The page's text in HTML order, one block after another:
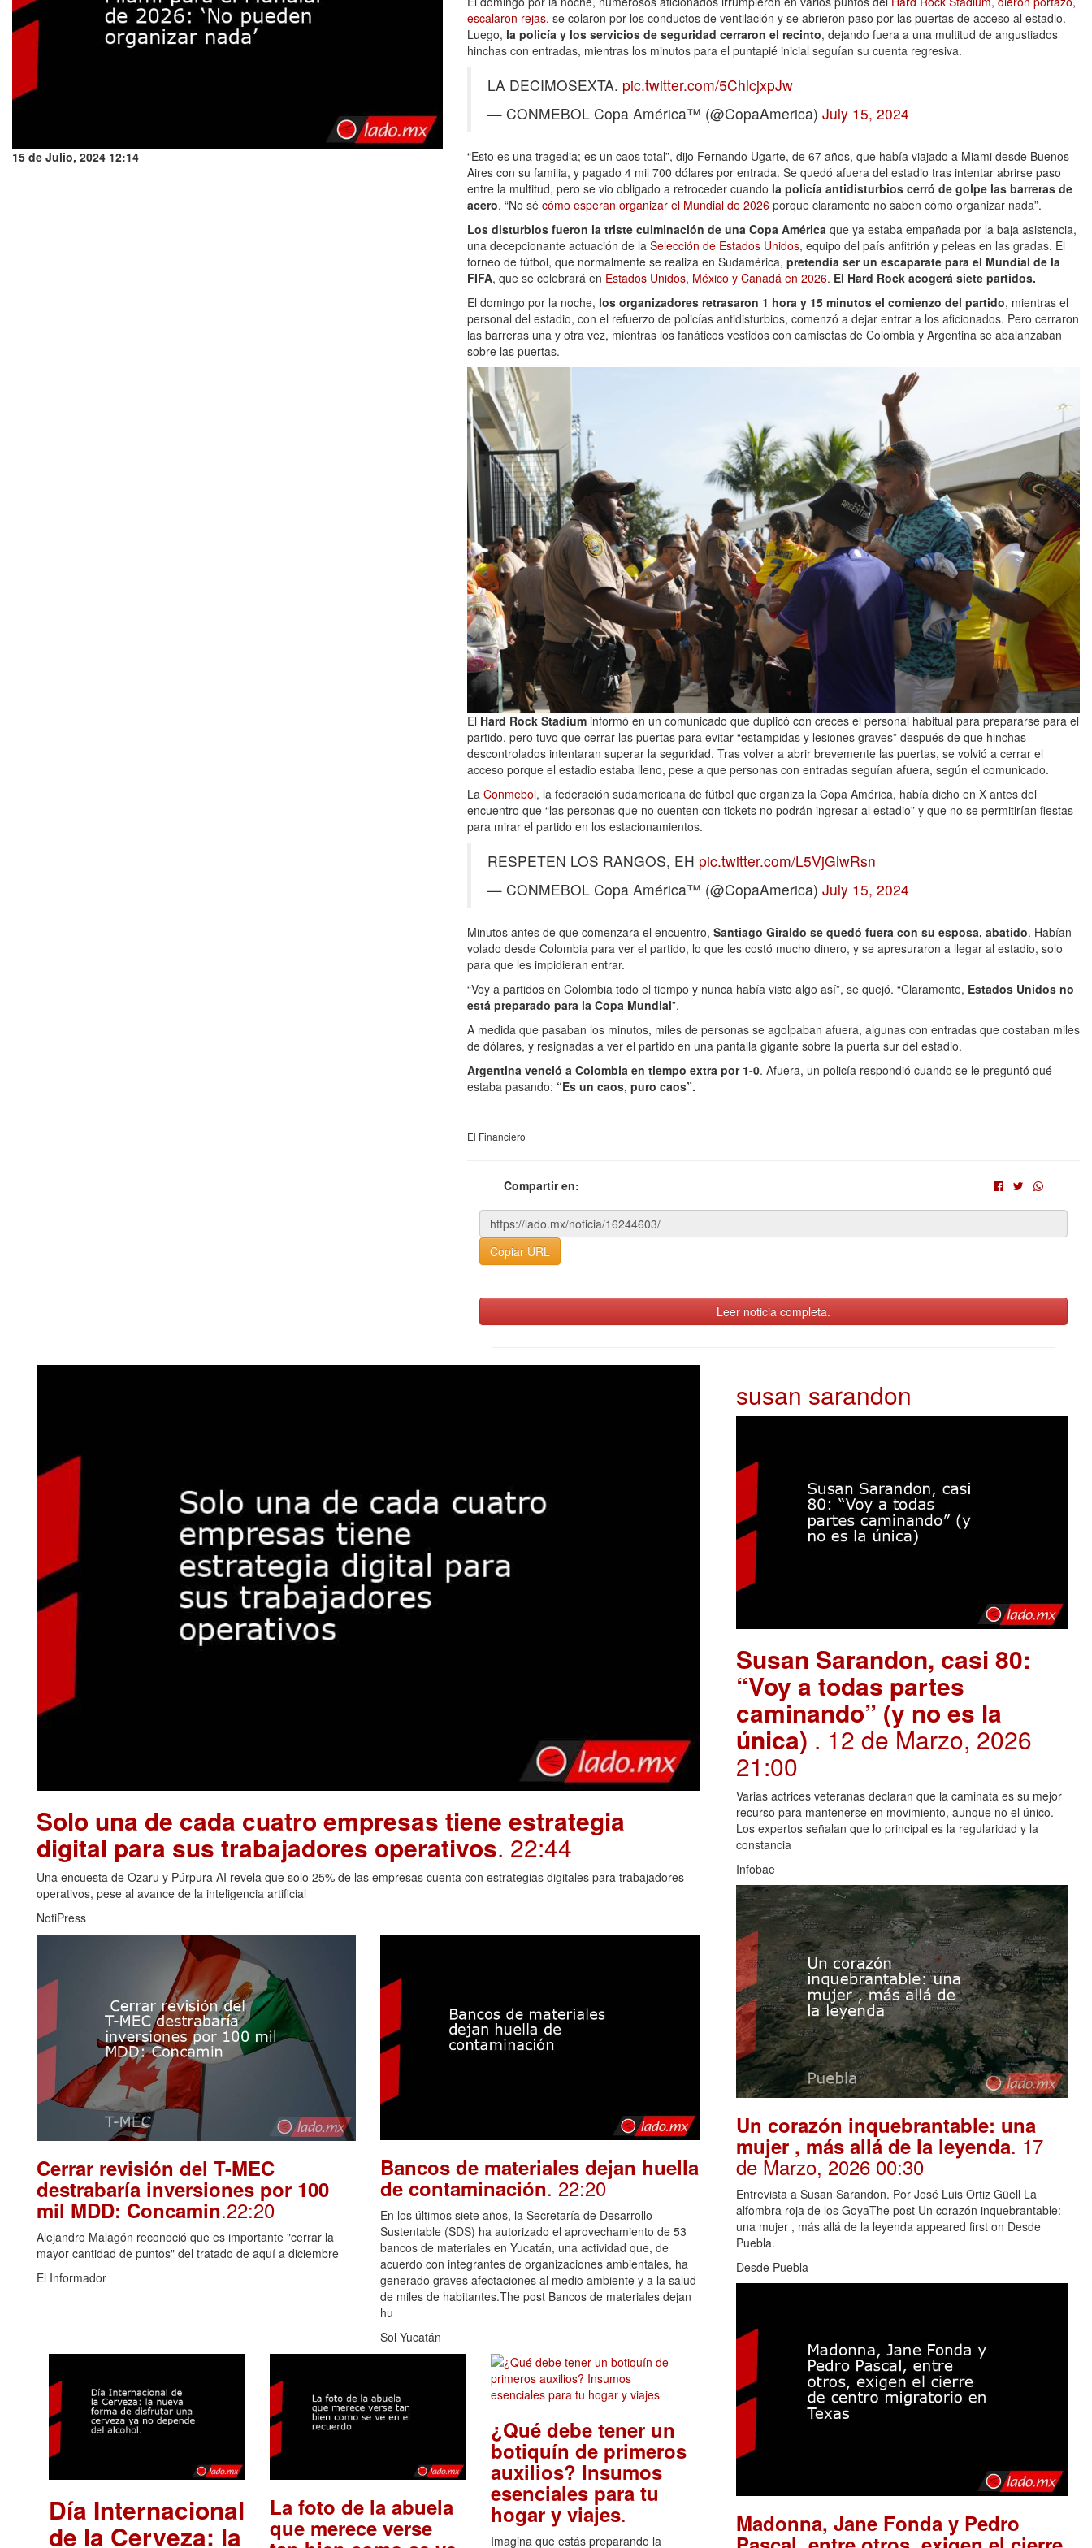
15 de Julio, 2024 12:14
escalaron rejas, se colaron por los conductos de ventilación y se abrieron paso por las puertas de acceso al estadio.
Luego, la policía y los servicios de seguridad cerraron el recinto, dejando fuera a una multitud de angustiados
hinchas con entradas, mientras los minutos para el puntapié inicial seguían su cuenta regresiva.
LA DECIMOSEXTA. pic.twitter.com/5ChlcjxpJw
— CONMEBOL Copa América™ (@CopaAmerica) July 15, 2024
“Esto es una tragedia; es un caos total”, dijo Fernando Ugarte, de 67 años, que había viajado a Miami desde Buenos
Aires con su familia, y pagado 4 mil 700 dólares por entrada. Se quedó afuera del estadio tras intentar abrirse paso
entre la multitud, pero se vio obligado a retroceder cuando la policía antidisturbios cerró de golpe las barreras de
acero. “No sé cómo esperan organizar el Mundial de 2026 porque claramente no saben cómo organizar nada”.
Los disturbios fueron la triste culminación de una Copa América que ya estaba empañada por la baja asistencia,
una decepcionante actuación de la Selección de Estados Unidos, equipo del país anfitrión y peleas en las gradas. El
torneo de fútbol, que normalmente se realiza en Sudamérica, pretendía ser un escaparate para el Mundial de la
FIFA, que se celebrará en Estados Unidos, México y Canadá en 2026. El Hard Rock acogerá siete partidos.
El domingo por la noche, los organizadores retrasaron 1 hora y 15 minutos el comienzo del partido, mientras el
personal del estadio, con el refuerzo de policías antidisturbios, comenzó a dejar entrar a los aficionados. Pero cerraron
las barreras una y otra vez, mientras los fanáticos vestidos con camisetas de Colombia y Argentina se abalanzaban
sobre las puertas.
El Hard Rock Stadium informó en un comunicado que duplicó con creces el personal habitual para prepararse para el
partido, pero tuvo que cerrar las puertas para evitar “estampidas y lesiones graves” después de que hinchas
descontrolados intentaran superar la seguridad. Tras volver a abrir brevemente las puertas, se volvió a cerrar el
acceso porque el estadio estaba lleno, pese a que personas con entradas seguían afuera, según el comunicado.
La Conmebol, la federación sudamericana de fútbol que organiza la Copa América, había dicho en X antes del
encuentro que “las personas que no cuenten con tickets no podrán ingresar al estadio” y que no se permitirían fiestas
para mirar el partido en los estacionamientos.
RESPETEN LOS RANGOS, EH pic.twitter.com/L5VjGlwRsn
— CONMEBOL Copa América™ (@CopaAmerica) July 15, 2024
Minutos antes de que comenzara el encuentro, Santiago Giraldo se quedó fuera con su esposa, abatido. Habían
volado desde Colombia para ver el partido, lo que les costó mucho dinero, y se apresuraron a llegar al estadio, solo
para que les impidieran entrar.
“Voy a partidos en Colombia todo el tiempo y nunca había visto algo así”, se quejó. “Claramente, Estados Unidos no
está preparado para la Copa Mundial”.
A medida que pasaban los minutos, miles de personas se agolpaban afuera, algunas con entradas que costaban miles
de dólares, y resignadas a ver el partido en una pantalla gigante sobre la puerta sur del estadio.
Argentina venció a Colombia en tiempo extra por 1-0. Afuera, un policía respondió cuando se le preguntó qué
estaba pasando: “Es un caos, puro caos”.
El Financiero
Compartir en:
Copiar URL
Leer noticia completa.
Solo una de cada cuatro empresas tiene estrategia
digital para sus trabajadores operativos. 22:44
Una encuesta de Ozaru y Púrpura AI revela que solo 25% de las empresas cuenta con estrategias digitales para trabajadores
operativos, pese al avance de la inteligencia artificial
NotiPress
Cerrar revisión del T-MEC
destrabaría inversiones por 100
mil MDD: Concamin.22:20
Alejandro Malagón reconoció que es importante "cerrar la
mayor cantidad de puntos" del tratado de aquí a diciembre
El Informador
Bancos de materiales dejan huella
de contaminación. 22:20
En los últimos siete años, la Secretaría de Desarrollo
Sustentable (SDS) ha autorizado el aprovechamiento de 53
bancos de materiales en Yucatán, una actividad que, de
acuerdo con integrantes de organizaciones ambientales, ha
generado graves afectaciones al medio ambiente y a la salud
de miles de habitantes.The post Bancos de materiales dejan
hu
Sol Yucatán
Día Internacional
de la Cerveza: la
La foto de la abuela
que merece verse
¿Qué debe tener un
botiquín de primeros
auxilios? Insumos
esenciales para tu
hogar y viajes.
Imagina que estás preparando la
susan sarandon
Susan Sarandon, casi 80:
“Voy a todas partes
caminando” (y no es la
única) . 12 de Marzo, 2026
21:00
Varias actrices veteranas declaran que la caminata es su mejor
recurso para mantenerse en movimiento, aunque no el único.
Los expertos señalan que lo principal es la regularidad y la
constancia
Infobae
Un corazón inquebrantable: una
mujer , más allá de la leyenda. 17
de Marzo, 2026 00:30
Entrevista a Susan Sarandon. Por José Luis Ortiz Güell La
alfombra roja de los GoyaThe post Un corazón inquebrantable:
una mujer , más allá de la leyenda appeared first on Desde
Puebla.
Desde Puebla
Madonna, Jane Fonda y Pedro